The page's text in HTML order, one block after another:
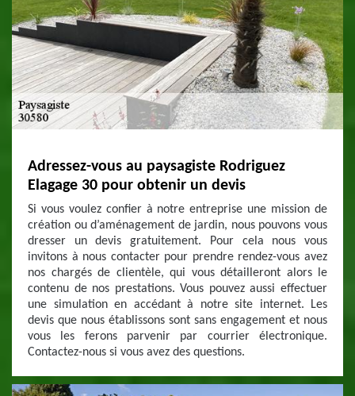
Adressez-vous au paysagiste Rodriguez
Elagage 30 pour obtenir un devis
Si vous voulez confier à notre entreprise une mission de
création ou d’aménagement de jardin, nous pouvons vous
dresser un devis gratuitement. Pour cela nous vous
invitons à nous contacter pour prendre rendez-vous avez
nos chargés de clientèle, qui vous détailleront alors le
contenu de nos prestations. Vous pouvez aussi effectuer
une simulation en accédant à notre site internet. Les
devis que nous établissons sont sans engagement et nous
vous les ferons parvenir par courrier électronique.
Contactez-nous si vous avez des questions.